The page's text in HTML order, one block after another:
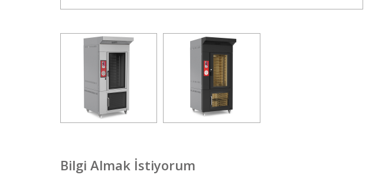
Bilgi Almak İstiyorum